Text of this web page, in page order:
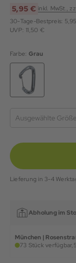
5,95 € inkl. MwSt.,
30-Tage-Bestpreis:
UVP: 11,50 €
Farbe: Grau
Ausgewählte
Lieferung in 3-4
Abholung im
München |
73 Stück verfügbar,